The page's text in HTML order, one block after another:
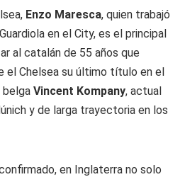
Enzo Maresca, quien trabajó
en el City, es el principal
al catalán de 55 años que
el Chelsea su último título en el
belga Vincent Kompany, actual
y de larga trayectoria en los
en Inglaterra no solo